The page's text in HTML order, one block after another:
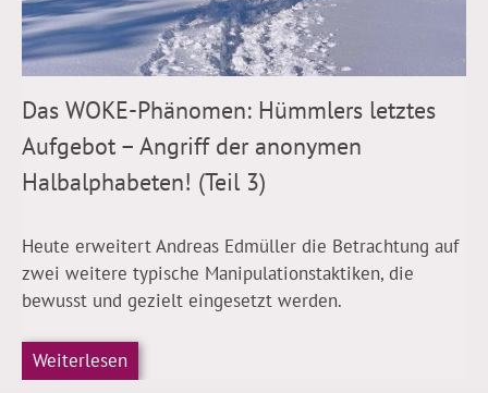
Das WOKE-Phänomen: Hümmlers letztes
Aufgebot – Angriff der anonymen
Halbalphabeten! (Teil 3)
Heute erweitert Andreas Edmüller die Betrachtung auf
zwei weitere typische Manipulationstaktiken, die
bewusst und gezielt eingesetzt werden.
Weiterlesen